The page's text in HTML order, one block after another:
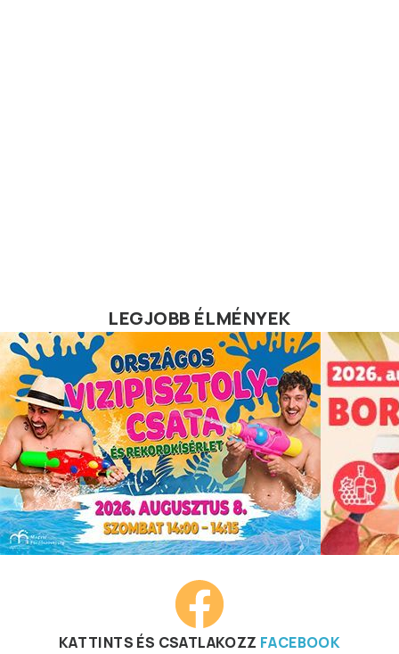
LEGJOBB ÉLMÉNYEK
KATTINTS ÉS CSATLAKOZZ FACEBOOK